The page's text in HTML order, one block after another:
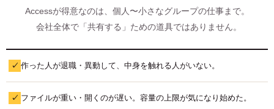
Accessが得意なのは、個人〜小さなグループの仕事まで。
会社全体で「共有する」ための道具ではありません。
✓ 作った人が退職・異動して、中身を触れる人がいない。
✓ ファイルが重い・開くのが遅い。容量の上限が気になり始めた。